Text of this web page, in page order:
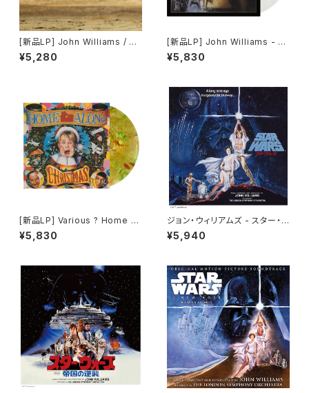
[新品LP] John Williams / Th
e Cowboys (Original Motio
n Picture Soundtrack) / 11
¥5,280
[新品LP] John Williams - T
he Boston Pops Orchestra
? The Spielberg/Williams
cores For The Films Of St
even Spielberg (限定盤カラ
ー2LP)
¥5,830
[新品LP] Various ? Home Al
one Christmas (Red & Gre
en Christmas Party Swirl Vi
¥5,830
ジョン・ウィリアムズ - スター・ウ
ォーズ／新たなる希望 (オリジナ
ル・サウンドトラック) (2LP)
¥5,940